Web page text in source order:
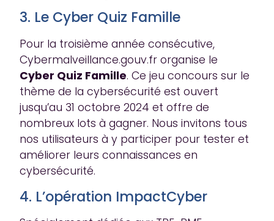
3. Le Cyber Quiz Famille
Pour la troisième année consécutive,
Cybermalveillance.gouv.fr organise le
Cyber Quiz Famille. Ce jeu concours sur le
thème de la cybersécurité est ouvert
jusqu’au 31 octobre 2024 et offre de
nombreux lots à gagner. Nous invitons tous
nos utilisateurs à y participer pour tester et
améliorer leurs connaissances en
cybersécurité.
4. L’opération ImpactCyber